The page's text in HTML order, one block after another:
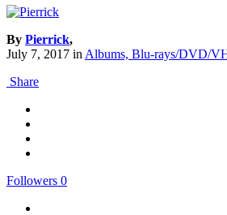
By Pierrick,
July 7, 2017 inAlbums, Blu-rays/DVD/
Share
Followers 0